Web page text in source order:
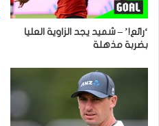
‘رائع!’ – شميد يجد الزاوية العليا
بضربة مذهلة